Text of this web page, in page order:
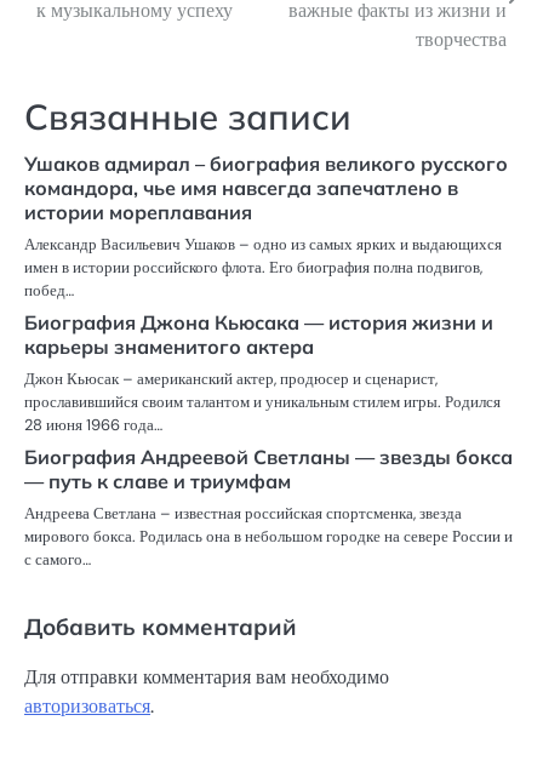
к музыкальному успеху
важные факты из жизни и
творчества
Связанные записи
Ушаков адмирал – биография великого русского
командора, чье имя навсегда запечатлено в
истории мореплавания
Александр Васильевич Ушаков – одно из самых ярких и выдающихся
имен в истории российского флота. Его биография полна подвигов,
побед…
Биография Джона Кьюсака — история жизни и
карьеры знаменитого актера
Джон Кьюсак – американский актер, продюсер и сценарист,
прославившийся своим талантом и уникальным стилем игры. Родился
28 июня 1966 года…
Биография Андреевой Светланы — звезды бокса
— путь к славе и триумфам
Андреева Светлана – известная российская спортсменка, звезда
мирового бокса. Родилась она в небольшом городке на севере России и
с самого…
Добавить комментарий
Для отправки комментария вам необходимо
авторизоваться.